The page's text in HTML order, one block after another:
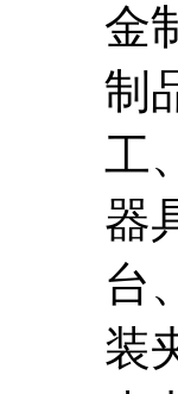
金
制
工
器
台
装